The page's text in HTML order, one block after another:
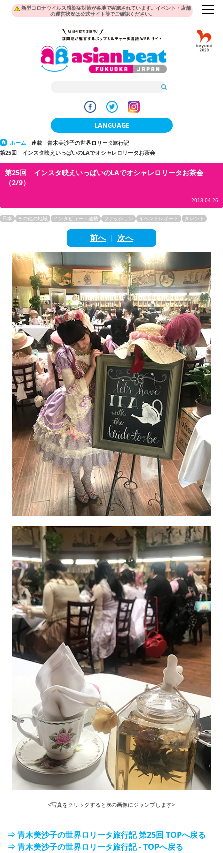
新型コロナウイルス感染症対策が各地で実施されています。イベント・店舗
の運営状況は公式サイト等でご確認ください。
LANGUAGE
日本語
한국어
English
ภาษาไทย
tiéng Viêt
Bahasa Indonesia
ホーム 連載
青木美沙子の世界ロリータ旅行記
第25回 インスタ映えいっぱいのLAでオシャレロリータお茶会
第25回 インスタ映えいっぱいのLAでオシャレロリータお茶会
（2/9）
2018.04.26
日本 その他の地域 インタビュー・連載 ファッション イベントレポート タレント
前へ| 次へ
<写真をクリックすると次の画像にジャンプします>
⇒ 青木美沙子の世界ロリータ旅行記 第25回 TOPへ戻る
⇒ 青木美沙子の世界ロリータ旅行記 - TOPへ戻る